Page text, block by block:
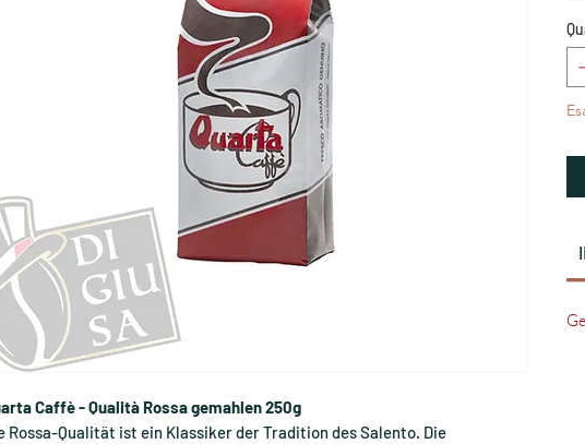
Caffè - Qualità Rossa gemahlen 250g
Rossa-Qualität ist ein Klassiker der Tradition des Salento. Die